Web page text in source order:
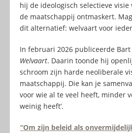
hij de ideologisch selectieve visie
de maatschappij ontmaskert.
dit alternatief: welvaart voor
In februari 2026 publiceerde Bart
Welvaart. Daarin toonde hij
schroom zijn harde neoliberale
maatschappij. Die kan je
voor wie al te veel heeft, minder
weinig heeft’.
“Om zijn beleid als